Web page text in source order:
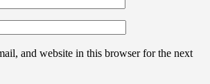
and website in this browser for the next